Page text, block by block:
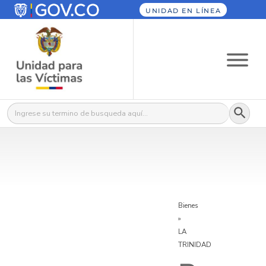
UNIDAD EN LÍNEA
Buscar: Botón
Bienes
»
LA
TRINIDAD